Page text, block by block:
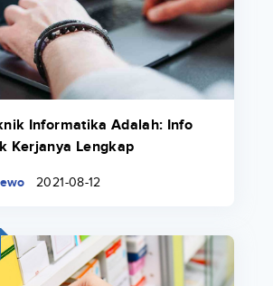
Informatika Adalah: Info
Kerjanya Lengkap
2021-08-12